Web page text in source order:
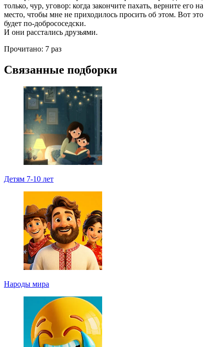
только, чур, уговор: когда закончите пахать, верните его на
место, чтобы мне не приходилось просить об этом. Вот это
будет по-добрососедски.
И они расстались друзьями.
Прочитано: 7 раз
Связанные подборки
Детям 7-10 лет
Народы мира